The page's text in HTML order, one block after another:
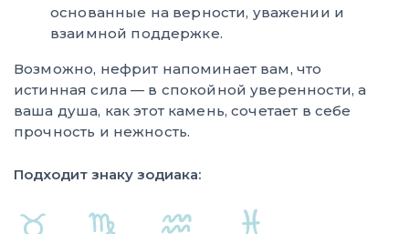
основанные на верности, уважении и
взаимной поддержке.
Возможно, нефрит напоминает вам, что
истинная сила — в спокойной уверенности, а
ваша душа, как этот камень, сочетает в себе
прочность и нежность.
Подходит знаку зодиака: